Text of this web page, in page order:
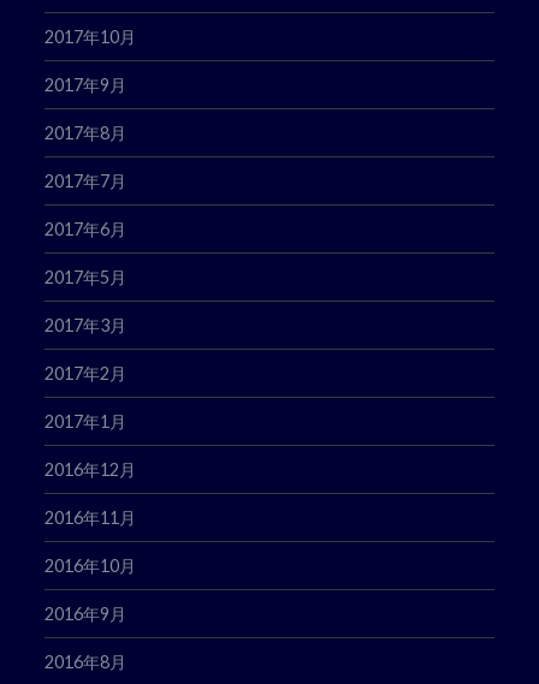
2017年10月
2017年9月
2017年8月
2017年7月
2017年6月
2017年5月
2017年3月
2017年2月
2017年1月
2016年12月
2016年11月
2016年10月
2016年9月
2016年8月